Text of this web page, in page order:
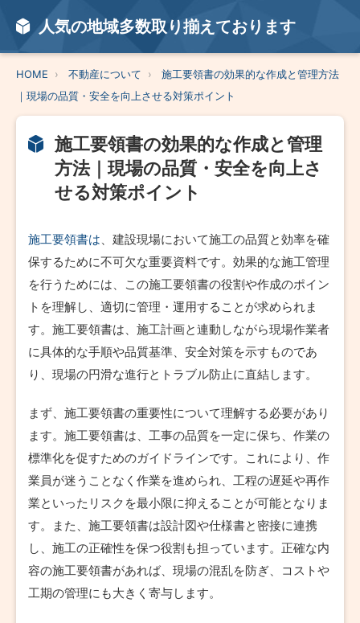
人気の地域多数取り揃えております
HOME 不動産について
施工要領書の効果的な作成と管理方法
｜現場の品質・安全を向上させる対策ポイント
施工要領書の効果的な作成と管理
方法｜現場の品質・安全を向上さ
せる対策ポイント
施工要領書は、建設現場において施工の品質と効率を確
保するために不可欠な重要資料です。効果的な施工管理
を行うためには、この施工要領書の役割や作成のポイン
トを理解し、適切に管理・運用することが求められま
す。施工要領書は、施工計画と連動しながら現場作業者
に具体的な手順や品質基準、安全対策を示すものであ
り、現場の円滑な進行とトラブル防止に直結します。
まず、施工要領書の重要性について理解する必要があり
ます。施工要領書は、工事の品質を一定に保ち、作業の
標準化を促すためのガイドラインです。これにより、作
業員が迷うことなく作業を進められ、工程の遅延や再作
業といったリスクを最小限に抑えることが可能となりま
す。また、施工要領書は設計図や仕様書と密接に連携
し、施工の正確性を保つ役割も担っています。正確な内
容の施工要領書があれば、現場の混乱を防ぎ、コストや
工期の管理にも大きく寄与します。